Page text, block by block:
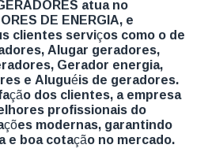
DE ENERGIA, e
clientes serviços como o de
Alugar geradores,
Gerador energia,
e Aluguéis de geradores.
dos clientes, a empresa
profissionais do
modernas, garantindo
e boa cotação no mercado.